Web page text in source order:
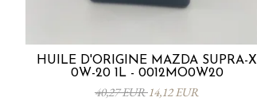
HUILE D'ORIGINE MAZDA SUPRA-X
0W-20 1L - 0012MO0W20
40,27 EUR14,12 EUR